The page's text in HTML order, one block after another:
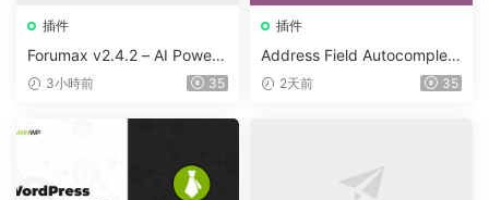
插件
Forumax v2.4.2 – AI Powere
d Advanced Community For
3小時前 35
插件
Address Field Autocomplete
For WooCommerce v1.3.2
2天前 35